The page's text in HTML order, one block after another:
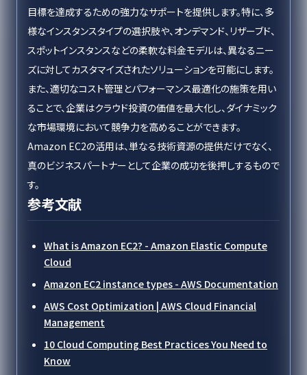
目標を達成するための強力なサポートを提供します。特に、多
様なインスタンスタイプの選択肢や、オンデマンド、リザーブド、
スポットインスタンスなどの柔軟な料金モデルは、異なるニー
ズに対してカスタマイズされたソリューションを可能にします。
また、適切なコスト管理とパフォーマンス最適化の施策を用い
ることで、企業はクラウド投資の価値を最大化し、ダイナミック
な市場環境において競争力を高めることができます。
Amazon EC2の活用は、単なる技術資源の提供だけでなく、
真のビジネスパートナーとして企業の成功を後押しするもので
す。
参考文献
What is Amazon EC2? - Amazon Elastic Compute
Cloud
Amazon EC2 instance types - AWS Documentation
AWS Cost Optimization | AWS Cloud Financial
Management
10 Cloud Computing Best Practices You Need to
Know